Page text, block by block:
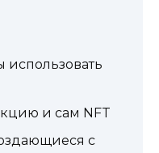
использовать
и сам NFT
с